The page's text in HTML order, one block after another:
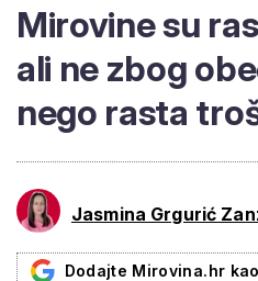
Mirovine su
ali ne zbog
nego rasta
Jasmina Grgurić
Dodajte Mirovina.hr